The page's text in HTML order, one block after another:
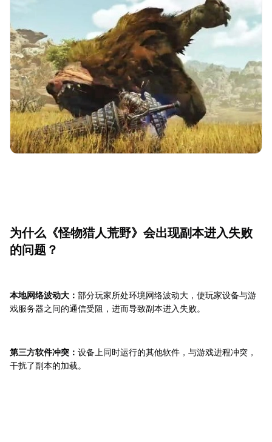
为什么《怪物猎人荒野》会出现副本进入失败
的问题？
本地网络波动大： 部分玩家所处环境网络波动大，使玩家设备与游
戏服务器之间的通信受阻，进而导致副本进入失败。
第三方软件冲突： 设备上同时运行的其他软件，与游戏进程冲突，
干扰了副本的加载。